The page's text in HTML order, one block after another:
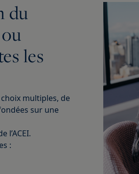
du
les
multiples, de
sur une
l’ACEI.
: